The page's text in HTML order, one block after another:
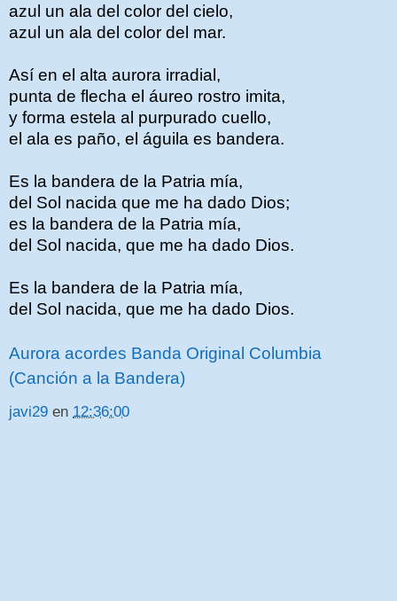
azul un ala del color del cielo,
azul un ala del color del mar.
Así en el alta aurora irradial,
punta de flecha el áureo rostro imita,
y forma estela al purpurado cuello,
el ala es paño, el águila es bandera.
Es la bandera de la Patria mía,
del Sol nacida que me ha dado Dios;
es la bandera de la Patria mía,
del Sol nacida, que me ha dado Dios.
Es la bandera de la Patria mía,
del Sol nacida, que me ha dado Dios.
Aurora acordes Banda Original Columbia
(Canción a la Bandera)
javi29 en 12:36:00